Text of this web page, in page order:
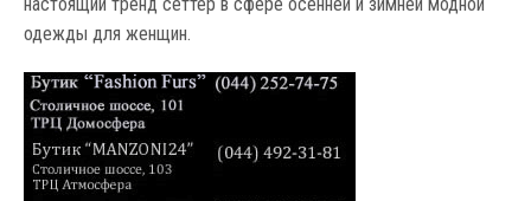
одежды для женщин.